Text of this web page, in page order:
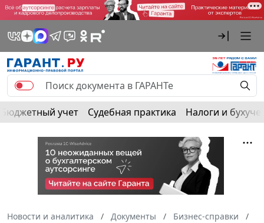
Бюджетный учет Судебная практика Налоги и
Новости и аналитика Документы
Бизнес-справки